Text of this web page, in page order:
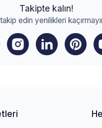
Takipte kalın!
edin yenilikleri